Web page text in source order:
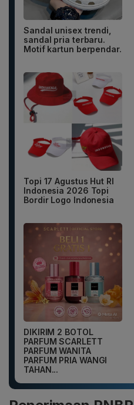
Sandal unisex trendi,
sandal pria terbaru.
Motif kartun berpendar.
Topi 17 Agustus Hut RI
Indonesia 2026 Topi
Bordir Logo Indonesia
DIKIRIM 2 BOTOL
PARFUM SCARLETT
PARFUM WANITA
PARFUM PRIA WANGI
TAHAN...